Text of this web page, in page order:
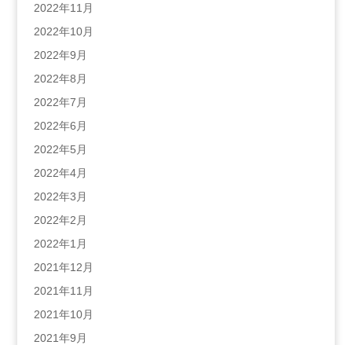
2022年11月
2022年10月
2022年9月
2022年8月
2022年7月
2022年6月
2022年5月
2022年4月
2022年3月
2022年2月
2022年1月
2021年12月
2021年11月
2021年10月
2021年9月